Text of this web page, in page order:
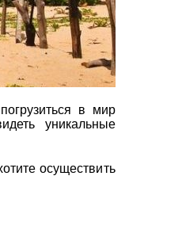
18:00
в мир
уникальные
осуществить